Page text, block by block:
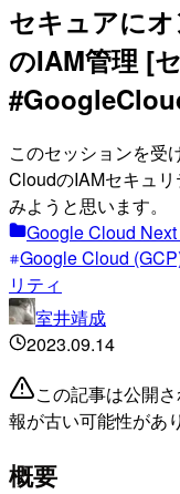
セキュアに
のIAM管理 [
このセッションを受
CloudのIAMセキュ
みようと思います。
Google Cloud Next
Google Cloud
リティ
室井靖成
2023.09.14
この記事は公開
報が古い可能性があ
概要